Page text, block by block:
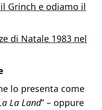
Grinch e odiamo il
di Natale 1983 nel
lo presenta come
La Land” – oppure